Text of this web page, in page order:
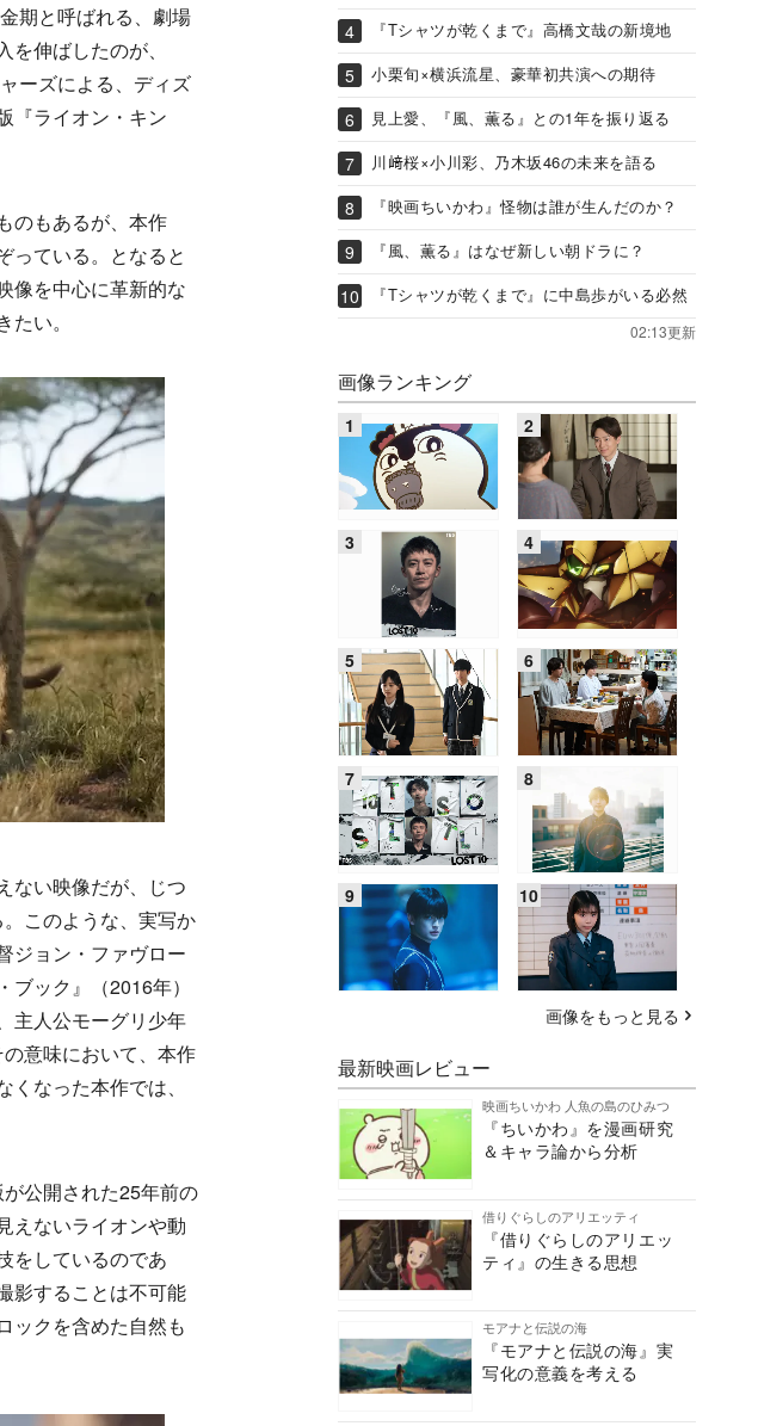
期と呼ばれる、劇場
伸ばしたのが、
ーズによる、ディズ
『ライオン・キン
のもあるが、本作
っている。となると
像を中心に革新的な
い。
ない映像だが、じつ
このような、実写か
ジョン・ファヴロー
ック』（2016年）
主人公モーグリ少年
意味において、本作
なった本作では、
公開された25年前の
えないライオンや動
をしているのであ
影することは不可能
ックを含めた自然も
『Tシャツが乾くまで』高橋文哉の新境地
小栗旬×横浜流星、豪華初共演への期待
見上愛、『風、薫る』との1年を振り返る
川﨑桜×小川彩、乃木坂46の未来を語る
『映画ちいかわ』怪物は誰が生んだのか？
『風、薫る』はなぜ新しい朝ドラに？
『Tシャツが乾くまで』に中島歩がいる必然
02:13更新
画像ランキング
画像をもっと見る
最新映画レビュー
映画ちいかわ 人魚の島のひみつ
『ちいかわ』を漫画研究
＆キャラ論から分析
借りぐらしのアリエッティ
『借りぐらしのアリエッ
ティ』の生きる思想
モアナと伝説の海
『モアナと伝説の海』実
写化の意義を考える